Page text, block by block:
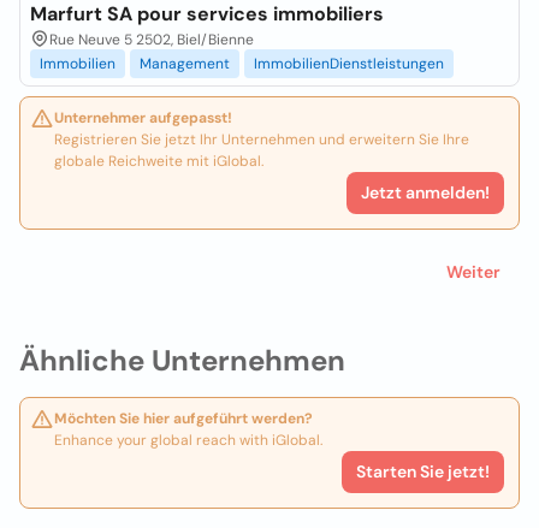
Ähnliche Unternehmen
Möchten Sie hier aufgeführt werden?
Enhance your global reach with iGlobal.
Starten Sie jetzt!
Marfurt SA pour services immobiliers
Rue Neuve 5 2502, Biel/Bienne
Immobilien
Management ImmobilienDienstleistungen
Unternehmer aufgepasst!
Registrieren Sie jetzt Ihr Unternehmen und erweitern Sie Ihre
globale Reichweite mit iGlobal.
Jetzt anmelden!
Weiter